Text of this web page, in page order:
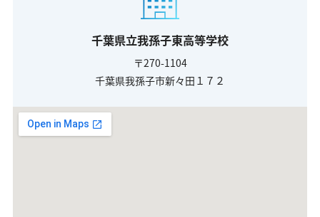
千葉県立我孫子東高等学校
〒270-1104
千葉県我孫子市新々田１７２